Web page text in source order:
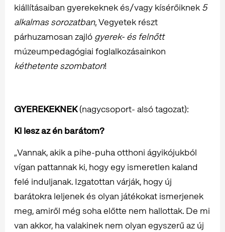
kiállításaiban gyerekeknek és/vagy kísérőiknek 5
alkalmas sorozatban.Vegyetek részt
párhuzamosan zajló gyerek- és felnőtt
múzeumpedagógiai foglalkozásainkon
kéthetente szombaton!
GYEREKEKNEK(nagycsoport- alsó tagozat):
Ki lesz az én barátom?
„Vannak, akik a pihe-puha otthoni ágyikójukból
vígan pattannak ki, hogy egy ismeretlen kaland
felé induljanak. Izgatottan várják, hogy új
barátokra leljenek és olyan játékokat ismerjenek
meg, amiről még soha előtte nem hallottak. De mi
van akkor, ha valakinek nem olyan egyszerű az új